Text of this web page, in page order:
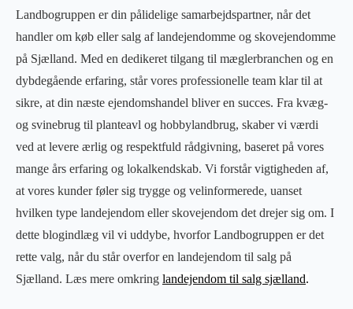
Landbogruppen er din pålidelige samarbejdspartner, når det
handler om køb eller salg af landejendomme og skovejendomme
på Sjælland. Med en dedikeret tilgang til mæglerbranchen og en
dybdegående erfaring, står vores professionelle team klar til at
sikre, at din næste ejendomshandel bliver en succes. Fra kvæg-
og svinebrug til planteavl og hobbylandbrug, skaber vi værdi
ved at levere ærlig og respektfuld rådgivning, baseret på vores
mange års erfaring og lokalkendskab. Vi forstår vigtigheden af,
at vores kunder føler sig trygge og velinformerede, uanset
hvilken type landejendom eller skovejendom det drejer sig om. I
dette blogindlæg vil vi uddybe, hvorfor Landbogruppen er det
rette valg, når du står overfor en landejendom til salg på
Sjælland. Læs mere omkring landejendom til salg sjælland.